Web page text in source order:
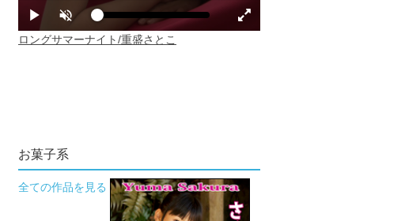
お菓子系
全ての作品を見る